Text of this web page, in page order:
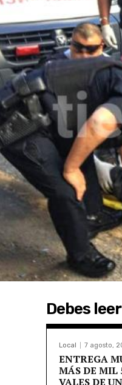
Debes leer
Local 7 agosto,
ENTREGA
MÁS DE MIL
VALES DE